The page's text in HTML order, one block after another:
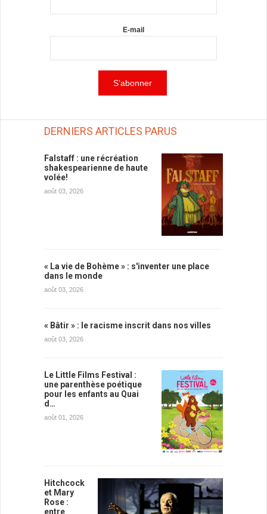
E-mail
DERNIERS ARTICLES PARUS
Falstaff : une récréation
shakespearienne de haute
volée!
août 03, 2026
« La vie de Bohème » : s'inventer une place
dans le monde
août 03, 2026
« Bâtir » : le racisme inscrit dans nos villes
août 03, 2026
Le Little Films Festival :
une parenthèse poétique
pour les enfants au Quai
d…
août 01, 2026
Hitchcock
et Mary
Rose :
entre